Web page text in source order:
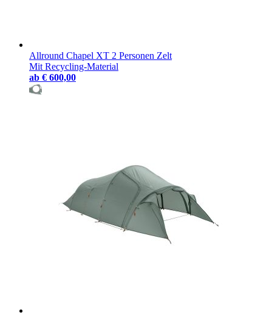
Allround Chapel XT 2 Personen Zelt
Mit Recycling-Material
ab € 600,00